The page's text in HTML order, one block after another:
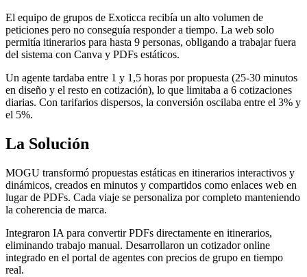
El equipo de grupos de Exoticca recibía un alto volumen de
peticiones pero no conseguía responder a tiempo. La web solo
permitía itinerarios para hasta 9 personas, obligando a trabajar fuera
del sistema con Canva y PDFs estáticos.
Un agente tardaba entre 1 y 1,5 horas por propuesta (25-30 minutos
en diseño y el resto en cotización), lo que limitaba a 6 cotizaciones
diarias. Con tarifarios dispersos, la conversión oscilaba entre el 3% y
el 5%.
La Solución
MOGU transformó propuestas estáticas en itinerarios interactivos y
dinámicos, creados en minutos y compartidos como enlaces web en
lugar de PDFs. Cada viaje se personaliza por completo manteniendo
la coherencia de marca.
Integraron IA para convertir PDFs directamente en itinerarios,
eliminando trabajo manual. Desarrollaron un cotizador online
integrado en el portal de agentes con precios de grupo en tiempo
real.